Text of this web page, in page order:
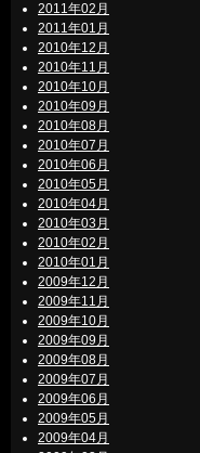
2011年02月
2011年01月
2010年12月
2010年11月
2010年10月
2010年09月
2010年08月
2010年07月
2010年06月
2010年05月
2010年04月
2010年03月
2010年02月
2010年01月
2009年12月
2009年11月
2009年10月
2009年09月
2009年08月
2009年07月
2009年06月
2009年05月
2009年04月